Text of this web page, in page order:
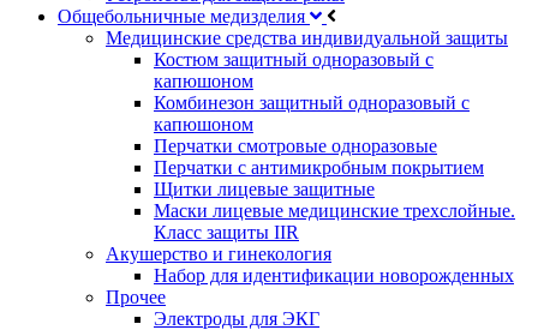
Общебольничные медизделия
Медицинские средства индивидуальной защиты
Костюм защитный одноразовый с
капюшоном
Комбинезон защитный одноразовый с
капюшоном
Перчатки смотровые одноразовые
Перчатки с антимикробным покрытием
Щитки лицевые защитные
Маски лицевые медицинские трехслойные.
Класс защиты IIR
Акушерство и гинекология
Набор для идентификации новорожденных
Прочее
Электроды для ЭКГ